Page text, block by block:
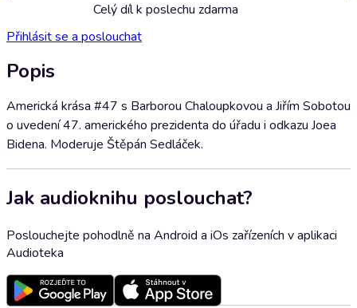
Celý díl k poslechu zdarma
Přihlásit se a poslouchat
Popis
Americká krása #47 s Barborou Chaloupkovou a Jiřím Sobotou
o uvedení 47. amerického prezidenta do úřadu i odkazu Joea
Bidena. Moderuje Štěpán Sedláček.
Jak audioknihu poslouchat?
Poslouchejte pohodlně na Android a iOs zařízeních v aplikaci
Audioteka